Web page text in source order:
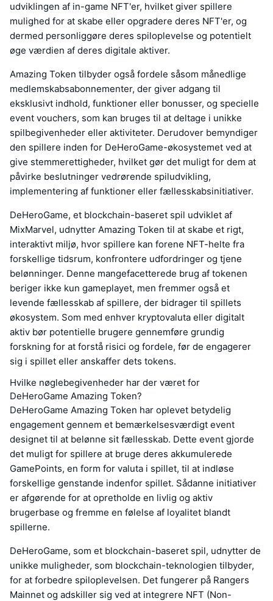
udviklingen af in-game NFT'er, hvilket giver spillere
mulighed for at skabe eller opgradere deres NFT'er, og
dermed personliggøre deres spiloplevelse og potentielt
øge værdien af deres digitale aktiver.
Amazing Token tilbyder også fordele såsom månedlige
medlemskabsabonnementer, der giver adgang til
eksklusivt indhold, funktioner eller bonusser, og specielle
event vouchers, som kan bruges til at deltage i unikke
spilbegivenheder eller aktiviteter. Derudover bemyndiger
den spillere inden for DeHeroGame-økosystemet ved at
give stemmerettigheder, hvilket gør det muligt for dem at
påvirke beslutninger vedrørende spiludvikling,
implementering af funktioner eller fællesskabsinitiativer.
DeHeroGame, et blockchain-baseret spil udviklet af
MixMarvel, udnytter Amazing Token til at skabe et rigt,
interaktivt miljø, hvor spillere kan forene NFT-helte fra
forskellige tidsrum, konfrontere udfordringer og tjene
belønninger. Denne mangefacetterede brug af tokenen
beriger ikke kun gameplayet, men fremmer også et
levende fællesskab af spillere, der bidrager til spillets
økosystem. Som med enhver kryptovaluta eller digitalt
aktiv bør potentielle brugere gennemføre grundig
forskning for at forstå risici og fordele, før de engagerer
sig i spillet eller anskaffer dets tokens.
Hvilke nøglebegivenheder har der været for
DeHeroGame Amazing Token?
DeHeroGame Amazing Token har oplevet betydelig
engagement gennem et bemærkelsesværdigt event
designet til at belønne sit fællesskab. Dette event gjorde
det muligt for spillere at bruge deres akkumulerede
GamePoints, en form for valuta i spillet, til at indløse
forskellige genstande indenfor spillet. Sådanne initiativer
er afgørende for at opretholde en livlig og aktiv
brugerbase og fremme en følelse af loyalitet blandt
spillerne.
DeHeroGame, som et blockchain-baseret spil, udnytter de
unikke muligheder, som blockchain-teknologien tilbyder,
for at forbedre spiloplevelsen. Det fungerer på Rangers
Mainnet og adskiller sig ved at integrere NFT (Non-